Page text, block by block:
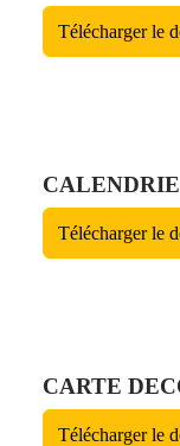
Télécharger le
Télécharger le
CARTE
Télécharger le